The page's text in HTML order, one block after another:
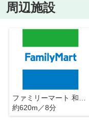
周辺施設
約620m／8分